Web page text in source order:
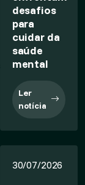
desafios
para
cuidar da
saúde
mental
Ler
notícia
30/07/2026